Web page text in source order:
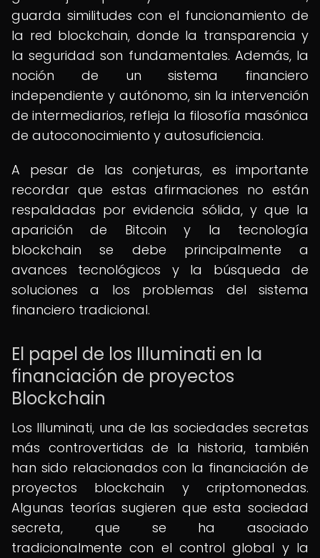
guarda similitudes con el funcionamiento de
la red blockchain, donde la transparencia y
la seguridad son fundamentales. Además, la
noción de un sistema financiero
independiente y autónomo, sin la intervención
de intermediarios, refleja la filosofía masónica
de autoconocimiento y autosuficiencia.
A pesar de las conjeturas, es importante
recordar que estas afirmaciones no están
respaldadas por evidencia sólida, y que la
aparición de Bitcoin y la tecnología
blockchain se debe principalmente a
avances tecnológicos y la búsqueda de
soluciones a los problemas del sistema
financiero tradicional.
El papel de los Illuminati en la
financiación de proyectos
Blockchain
Los Illuminati, una de las sociedades secretas
más controvertidas de la historia, también
han sido relacionados con la financiación de
proyectos blockchain y criptomonedas.
Algunas teorías sugieren que esta sociedad
secreta, que se ha asociado
tradicionalmente con el control global y la